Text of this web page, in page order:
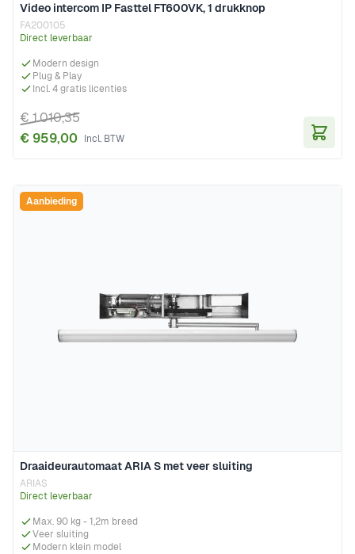
Video intercom IP Fasttel FT600VK, 1 drukknop
FA200105
Direct leverbaar
Modern design
Plug & Play
Incl. 4 gratis licenties
€ 959,00
€ 1.010,35
Draaideurautomaat ARIA S met veer sluiting
ARIAS
Direct leverbaar
Max. 90 kg - 1,2m breed
Veer sluiting
Modern klein model
Aanbieding